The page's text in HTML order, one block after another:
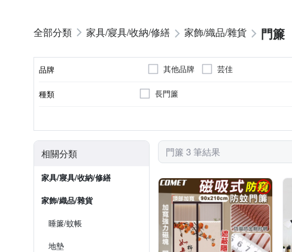
家具/寢具/收納/修繕 家飾/織品/雜貨 門簾
品牌 其他品牌 芸佳
種類 長門簾
相關分類
家具/寢具/收納/修繕
家飾/織品/雜貨
睡簾/蚊帳
地墊
門簾 3 筆結果